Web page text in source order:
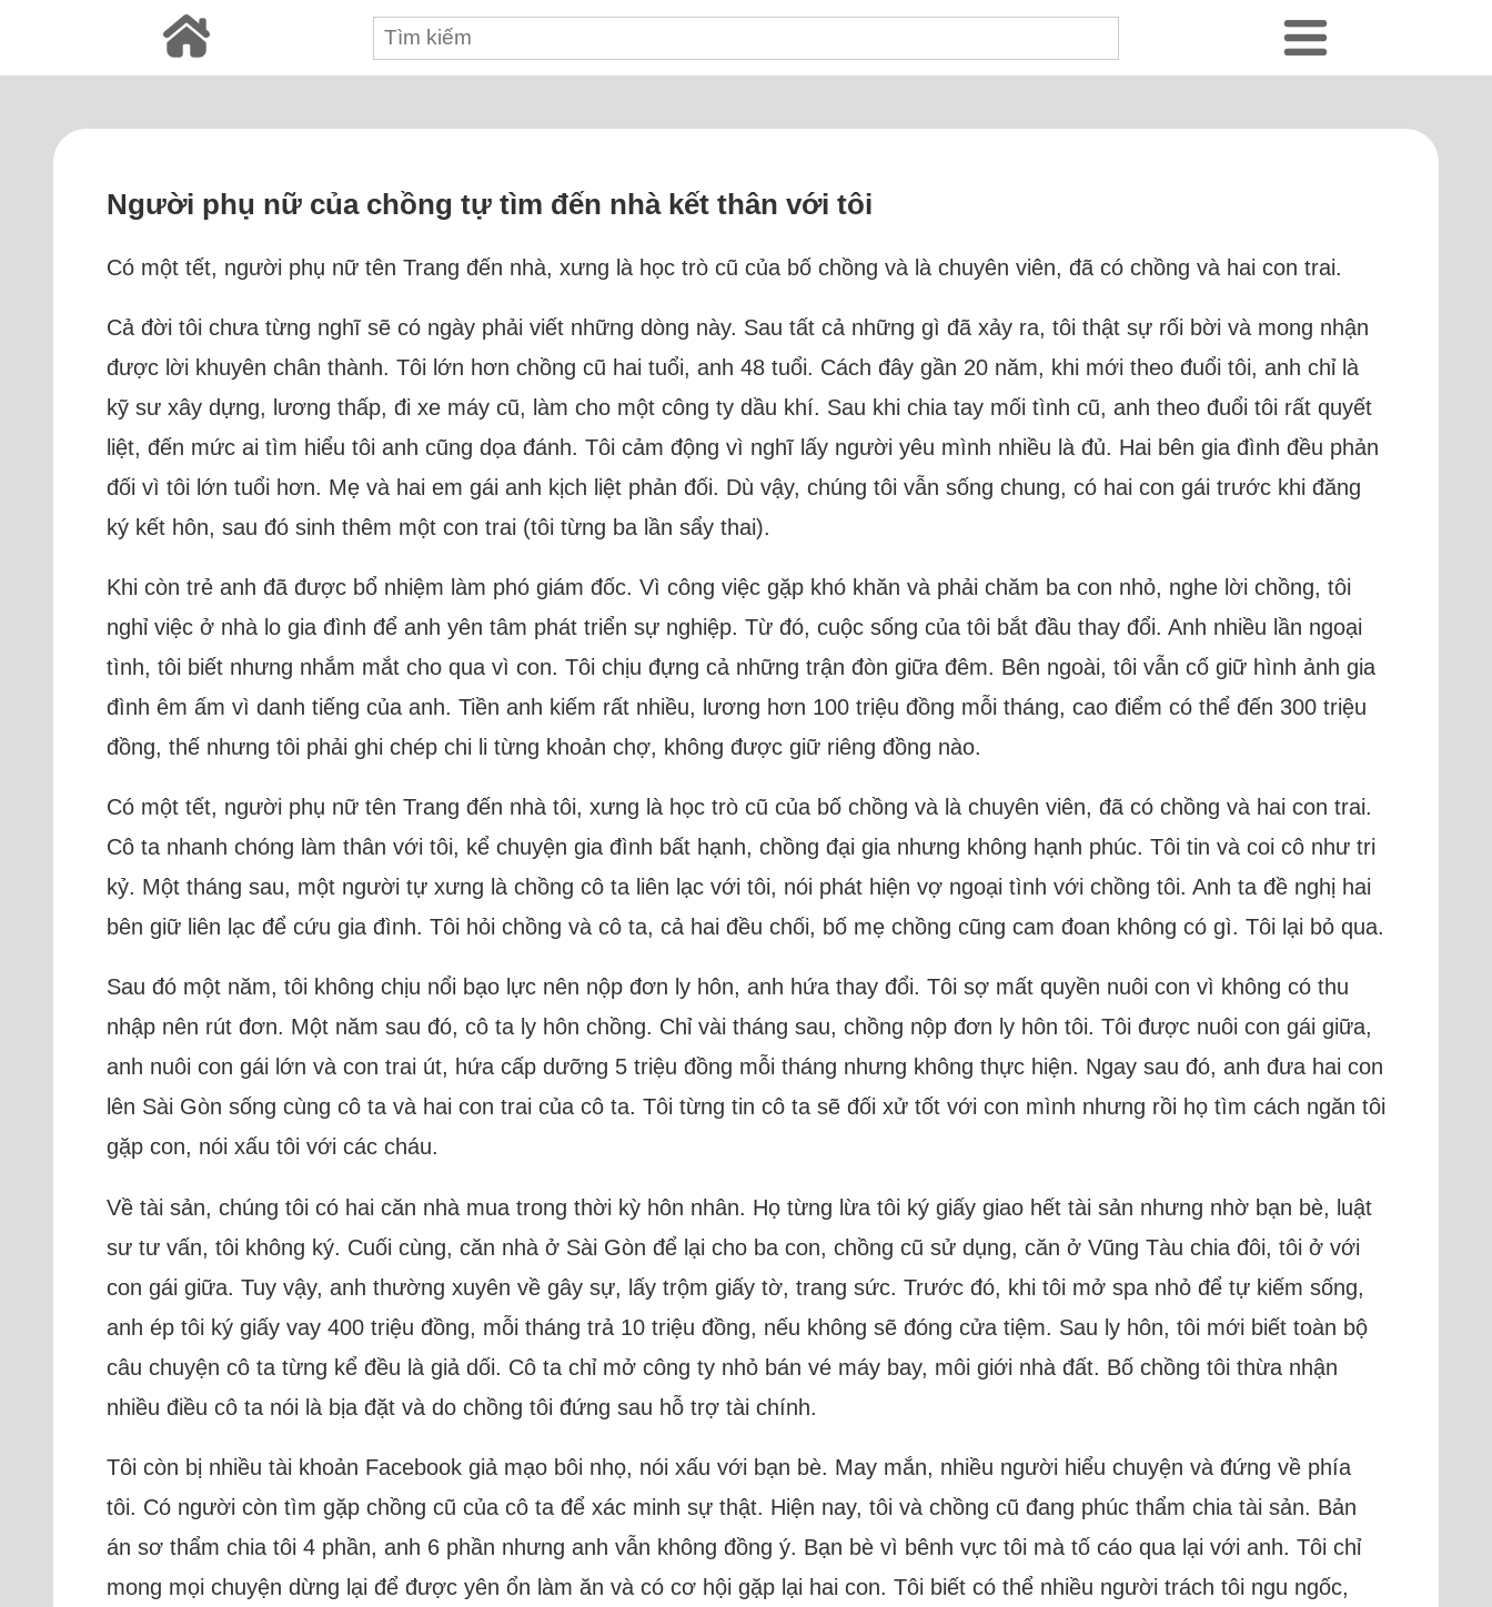
Người phụ nữ của chồng tự tìm đến nhà kết thân với tôi
Có một tết, người phụ nữ tên Trang đến nhà, xưng là học trò cũ của bố chồng và là chuyên viên, đã có chồng và hai con trai.
Cả đời tôi chưa từng nghĩ sẽ có ngày phải viết những dòng này. Sau tất cả những gì đã xảy ra, tôi thật sự rối bời và mong nhận
được lời khuyên chân thành. Tôi lớn hơn chồng cũ hai tuổi, anh 48 tuổi. Cách đây gần 20 năm, khi mới theo đuổi tôi, anh chỉ là
kỹ sư xây dựng, lương thấp, đi xe máy cũ, làm cho một công ty dầu khí. Sau khi chia tay mối tình cũ, anh theo đuổi tôi rất quyết
liệt, đến mức ai tìm hiểu tôi anh cũng dọa đánh. Tôi cảm động vì nghĩ lấy người yêu mình nhiều là đủ. Hai bên gia đình đều phản
đối vì tôi lớn tuổi hơn. Mẹ và hai em gái anh kịch liệt phản đối. Dù vậy, chúng tôi vẫn sống chung, có hai con gái trước khi đăng
ký kết hôn, sau đó sinh thêm một con trai (tôi từng ba lần sẩy thai).
Khi còn trẻ anh đã được bổ nhiệm làm phó giám đốc. Vì công việc gặp khó khăn và phải chăm ba con nhỏ, nghe lời chồng, tôi
nghỉ việc ở nhà lo gia đình để anh yên tâm phát triển sự nghiệp. Từ đó, cuộc sống của tôi bắt đầu thay đổi. Anh nhiều lần ngoại
tình, tôi biết nhưng nhắm mắt cho qua vì con. Tôi chịu đựng cả những trận đòn giữa đêm. Bên ngoài, tôi vẫn cố giữ hình ảnh gia
đình êm ấm vì danh tiếng của anh. Tiền anh kiếm rất nhiều, lương hơn 100 triệu đồng mỗi tháng, cao điểm có thể đến 300 triệu
đồng, thế nhưng tôi phải ghi chép chi li từng khoản chợ, không được giữ riêng đồng nào.
Có một tết, người phụ nữ tên Trang đến nhà tôi, xưng là học trò cũ của bố chồng và là chuyên viên, đã có chồng và hai con trai.
Cô ta nhanh chóng làm thân với tôi, kể chuyện gia đình bất hạnh, chồng đại gia nhưng không hạnh phúc. Tôi tin và coi cô như tri
kỷ. Một tháng sau, một người tự xưng là chồng cô ta liên lạc với tôi, nói phát hiện vợ ngoại tình với chồng tôi. Anh ta đề nghị hai
bên giữ liên lạc để cứu gia đình. Tôi hỏi chồng và cô ta, cả hai đều chối, bố mẹ chồng cũng cam đoan không có gì. Tôi lại bỏ qua.
Sau đó một năm, tôi không chịu nổi bạo lực nên nộp đơn ly hôn, anh hứa thay đổi. Tôi sợ mất quyền nuôi con vì không có thu
nhập nên rút đơn. Một năm sau đó, cô ta ly hôn chồng. Chỉ vài tháng sau, chồng nộp đơn ly hôn tôi. Tôi được nuôi con gái giữa,
anh nuôi con gái lớn và con trai út, hứa cấp dưỡng 5 triệu đồng mỗi tháng nhưng không thực hiện. Ngay sau đó, anh đưa hai con
lên Sài Gòn sống cùng cô ta và hai con trai của cô ta. Tôi từng tin cô ta sẽ đối xử tốt với con mình nhưng rồi họ tìm cách ngăn tôi
gặp con, nói xấu tôi với các cháu.
Về tài sản, chúng tôi có hai căn nhà mua trong thời kỳ hôn nhân. Họ từng lừa tôi ký giấy giao hết tài sản nhưng nhờ bạn bè, luật
sư tư vấn, tôi không ký. Cuối cùng, căn nhà ở Sài Gòn để lại cho ba con, chồng cũ sử dụng, căn ở Vũng Tàu chia đôi, tôi ở với
con gái giữa. Tuy vậy, anh thường xuyên về gây sự, lấy trộm giấy tờ, trang sức. Trước đó, khi tôi mở spa nhỏ để tự kiếm sống,
anh ép tôi ký giấy vay 400 triệu đồng, mỗi tháng trả 10 triệu đồng, nếu không sẽ đóng cửa tiệm. Sau ly hôn, tôi mới biết toàn bộ
câu chuyện cô ta từng kể đều là giả dối. Cô ta chỉ mở công ty nhỏ bán vé máy bay, môi giới nhà đất. Bố chồng tôi thừa nhận
nhiều điều cô ta nói là bịa đặt và do chồng tôi đứng sau hỗ trợ tài chính.
Tôi còn bị nhiều tài khoản Facebook giả mạo bôi nhọ, nói xấu với bạn bè. May mắn, nhiều người hiểu chuyện và đứng về phía
tôi. Có người còn tìm gặp chồng cũ của cô ta để xác minh sự thật. Hiện nay, tôi và chồng cũ đang phúc thẩm chia tài sản. Bản
án sơ thẩm chia tôi 4 phần, anh 6 phần nhưng anh vẫn không đồng ý. Bạn bè vì bênh vực tôi mà tố cáo qua lại với anh. Tôi chỉ
mong mọi chuyện dừng lại để được yên ổn làm ăn và có cơ hội gặp lại hai con. Tôi biết có thể nhiều người trách tôi ngu ngốc,